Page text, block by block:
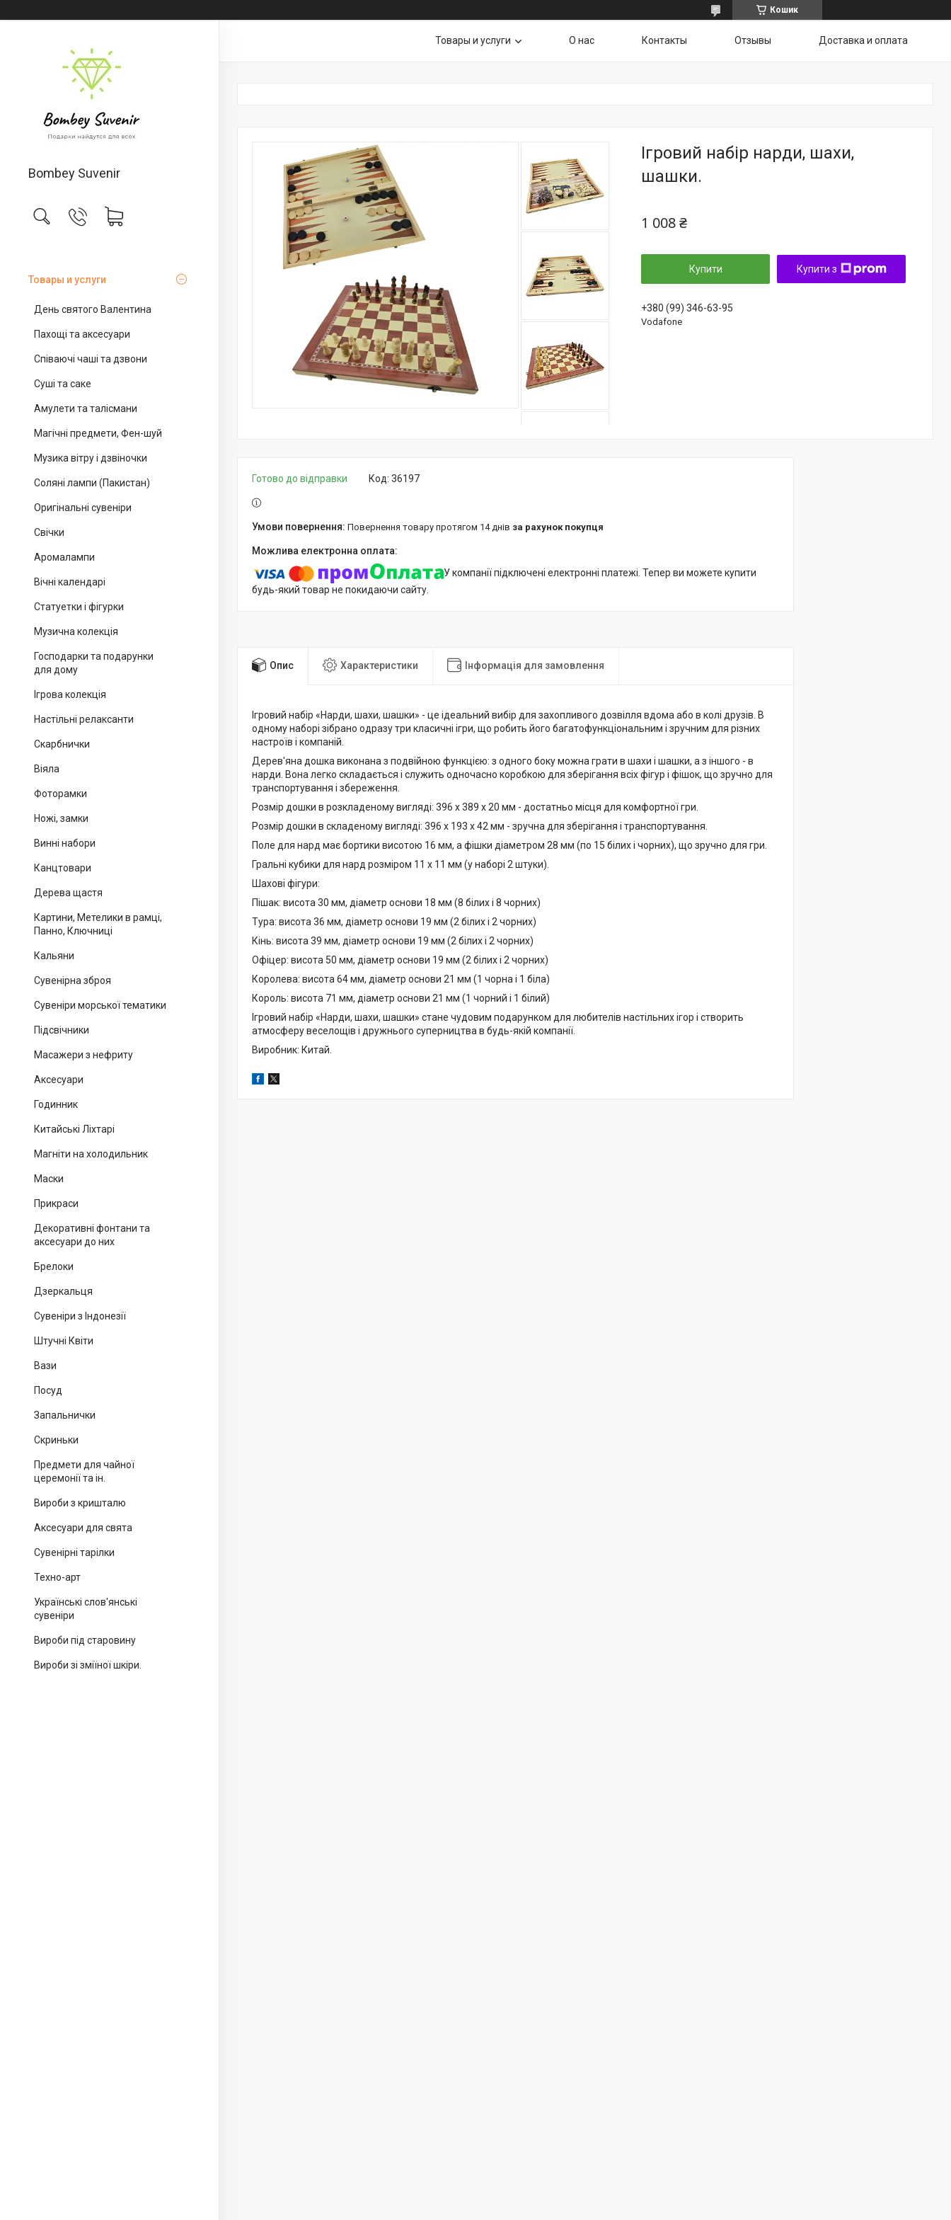
Кошик
Bombey Suvenir
Товары и услуги
День святого Валентина
Пахощі та аксесуари
Співаючі чаші та дзвони
Суші та саке
Амулети та талісмани
Магічні предмети, Фен-шуй
Музика вітру і дзвіночки
Соляні лампи (Пакистан)
Оригінальні сувеніри
Свічки
Аромалампи
Вічні календарі
Статуетки і фігурки
Музична колекція
Господарки та подарунки
для дому
Ігрова колекція
Настільні релаксанти
Скарбнички
Віяла
Фоторамки
Ножі, замки
Винні набори
Канцтовари
Дерева щастя
Картини, Метелики в рамці,
Панно, Ключниці
Кальяни
Сувенірна зброя
Сувеніри морської тематики
Підсвічники
Масажери з нефриту
Аксесуари
Годинник
Китайські Ліхтарі
Магніти на холодильник
Маски
Прикраси
Декоративні фонтани та
аксесуари до них
Брелоки
Дзеркальця
Сувеніри з Індонезії
Штучні Квіти
Вази
Посуд
Запальнички
Скриньки
Предмети для чайної
церемонії та ін.
Вироби з кришталю
Аксесуари для свята
Сувенірні тарілки
Техно-арт
Українські слов'янські
сувеніри
Вироби під старовину
Вироби зі зміїної шкіри.
Товары и услуги О нас Контакты Отзывы Доставка и оплата
Ігровий набір нарди, шахи,
шашки.
1 008 ₴
Купити Купити з
+380 (99) 346-63-95
Vodafone
Готово до відправки Код: 36197
повернення товару протягом 14 днів за рахунок покупця
У компанії підключені електронні платежі. Тепер ви можете купити
будь-який товар не покидаючи сайту.
Опис Характеристики Інформація для замовлення
Ігровий набір «Нарди, шахи, шашки» - це ідеальний вибір для захопливого дозвілля вдома або в колі друзів. В
одному наборі зібрано одразу три класичні ігри, що робить його багатофункціональним і зручним для різних
настроїв і компаній.
Дерев'яна дошка виконана з подвійною функцією: з одного боку можна грати в шахи і шашки, а з іншого - в
нарди. Вона легко складається і служить одночасно коробкою для зберігання всіх фігур і фішок, що зручно для
транспортування і збереження.
Розмір дошки в розкладеному вигляді: 396 х 389 х 20 мм - достатньо місця для комфортної гри.
Розмір дошки в складеному вигляді: 396 х 193 х 42 мм - зручна для зберігання і транспортування.
Поле для нард має бортики висотою 16 мм, а фішки діаметром 28 мм (по 15 білих і чорних), що зручно для гри.
Гральні кубики для нард розміром 11 х 11 мм (у наборі 2 штуки).
Шахові фігури:
Пішак: висота 30 мм, діаметр основи 18 мм (8 білих і 8 чорних)
Тура: висота 36 мм, діаметр основи 19 мм (2 білих і 2 чорних)
Кінь: висота 39 мм, діаметр основи 19 мм (2 білих і 2 чорних)
Офіцер: висота 50 мм, діаметр основи 19 мм (2 білих і 2 чорних)
Королева: висота 64 мм, діаметр основи 21 мм (1 чорна і 1 біла)
Король: висота 71 мм, діаметр основи 21 мм (1 чорний і 1 білий)
Ігровий набір «Нарди, шахи, шашки» стане чудовим подарунком для любителів настільних ігор і створить
атмосферу веселощів і дружнього суперництва в будь-якій компанії.
Виробник: Китай.